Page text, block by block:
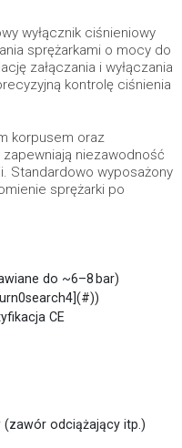
wyłącznik ciśnieniowy
sprężarkami o mocy do
załączania i wyłączania
kontrolę ciśnienia
korpusem oraz
niezawodność
Standardowo wyposażony
sprężarki po
do ~6–8 bar)
CE
odciążający itp.)